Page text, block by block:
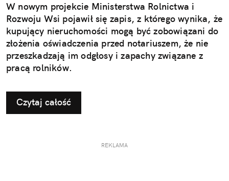
W nowym projekcie Ministerstwa Rolnictwa i
Rozwoju Wsi pojawił się zapis, z którego wynika, że
kupujący nieruchomości mogą być zobowiązani do
złożenia oświadczenia przed notariuszem, że nie
przeszkadzają im odgłosy i zapachy związane z
pracą rolników.
Czytaj całość
REKLAMA